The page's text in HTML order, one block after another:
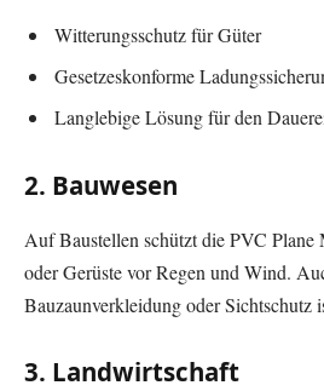
Witterungsschutz für Güter
Gesetzeskonforme
Langlebige Lösung für den
2. Bauwesen
Auf Baustellen schützt die PVC Plane
oder Gerüste vor Regen und Wind.
Bauzaunverkleidung oder Sichtschutz
3. Landwirtschaft